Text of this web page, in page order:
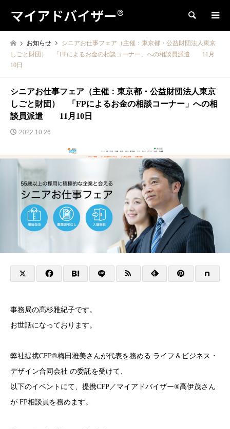
マイアドバイザー® 検索
お知らせ
シニアお仕事フェア（主催：東京都・公益財団法人東京
しごと財団） 「FPによるお金の相談コーナー」への相談員派遣 11月
10日
シニアお仕事フェア（主催：東京都・公益財団法人東京
しごと財団） 「FPによるお金の相談コーナー」への相
談員派遣 11月10日
2022.10.26
事務局の髙杉雅紀子です。
お世話になっております。
弊社提携CFP®梅田雅美さんが代表を務める ライフ＆ビジネス・
デザイン合同会社 の委託を受けて、
以下のイベントにて、提携CFP／マイアドバイザー®高伊茂さん
が FP相談員を務めます。